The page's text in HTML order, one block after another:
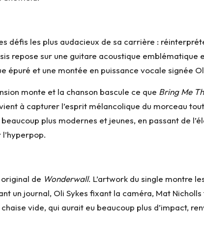
défis les plus audacieux de sa carrière :
repose sur une guitare acoustique emblématique
et une montée en puissance vocale signée
monte et la chanson bascule ce que Bring Me
à capturer l’esprit mélancolique du morceau
plus modernes et jeunes, en passant de
de Wonderwall. L’artwork du single montre
un journal, Oli Sykes fixant la caméra, Mat Nicholls
vide, qui aurait eu beaucoup plus d’impact,